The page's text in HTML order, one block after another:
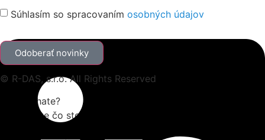
Súhlasím so spracovaním osobných údajov
Odoberať novinky
© R-DAS, s.r.o. All Rights Reserved
Stále váhate?
Nenašli ste čo ste hľadali?